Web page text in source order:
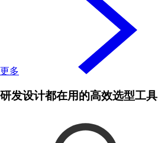
更多
研发设计都在用的高效选型工具